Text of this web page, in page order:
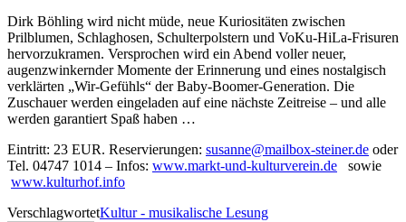
Dirk Böhling wird nicht müde, neue Kuriositäten zwischen
Prilblumen, Schlaghosen, Schulterpolstern und VoKu-HiLa-Frisuren
hervorzukramen. Versprochen wird ein Abend voller neuer,
augenzwinkernder Momente der Erinnerung und eines nostalgisch
verklärten „Wir-Gefühls“ der Baby-Boomer-Generation. Die
Zuschauer werden eingeladen auf eine nächste Zeitreise – und alle
werden garantiert Spaß haben …
Eintritt: 23 EUR. Reservierungen: susanne@mailbox-steiner.de oder
Tel. 04747 1014 – Infos: www.markt-und-kulturverein.de sowie
www.kulturhof.info
VerschlagwortetKultur - musikalische Lesung